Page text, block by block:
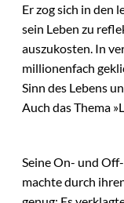
Er zog sich in den
sein Leben zu
auszukosten. In
millionenfach
Sinn des Lebens
Auch das Thema
Seine On- und
machte durch